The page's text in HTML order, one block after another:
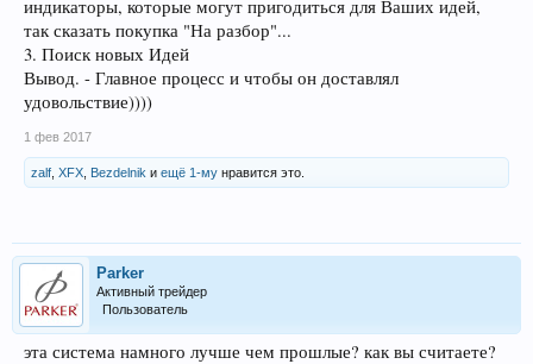
индикаторы, которые могут пригодиться для Ваших идей,
так сказать покупка "На разбор"...
3. Поиск новых Идей
Вывод. - Главное процесс и чтобы он доставлял
удовольствие))))
1 фев 2017
zalf XFX Bezdelnik и ещё 1-му нравится это.
Parker
Активный трейдер
Пользователь
эта система намного лучше чем прошлые? как вы считаете?